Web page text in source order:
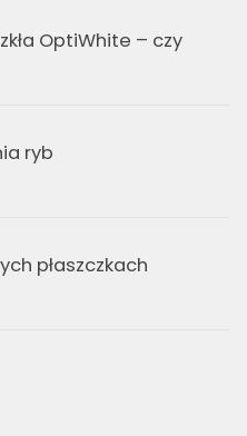
OptiWhite – czy
ryb
płaszczkach